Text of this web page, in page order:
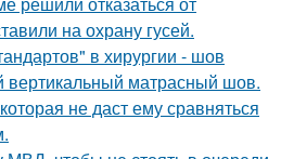
на охрану гусей.
в хирургии - шов
вертикальный матрасный шов.
не даст ему сравняться